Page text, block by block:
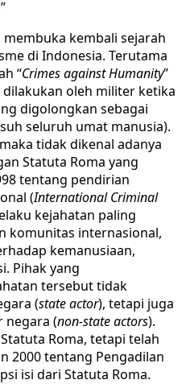
membuka kembali sejarah
di Indonesia. Terutama
“Crimes against Humanity”
dilakukan oleh militer ketika
digolongkan sebagai
seluruh umat manusia).
tidak dikenal adanya
Statuta Roma yang
tentang pendirian
(International Criminal
kejahatan paling
komunitas internasional,
kemanusiaan,
Pihak yang
tersebut tidak
(state actor), tetapi juga
negara (non-state actors).
Roma, tetapi telah
2000 tentang Pengadilan
isi dari Statuta Roma.